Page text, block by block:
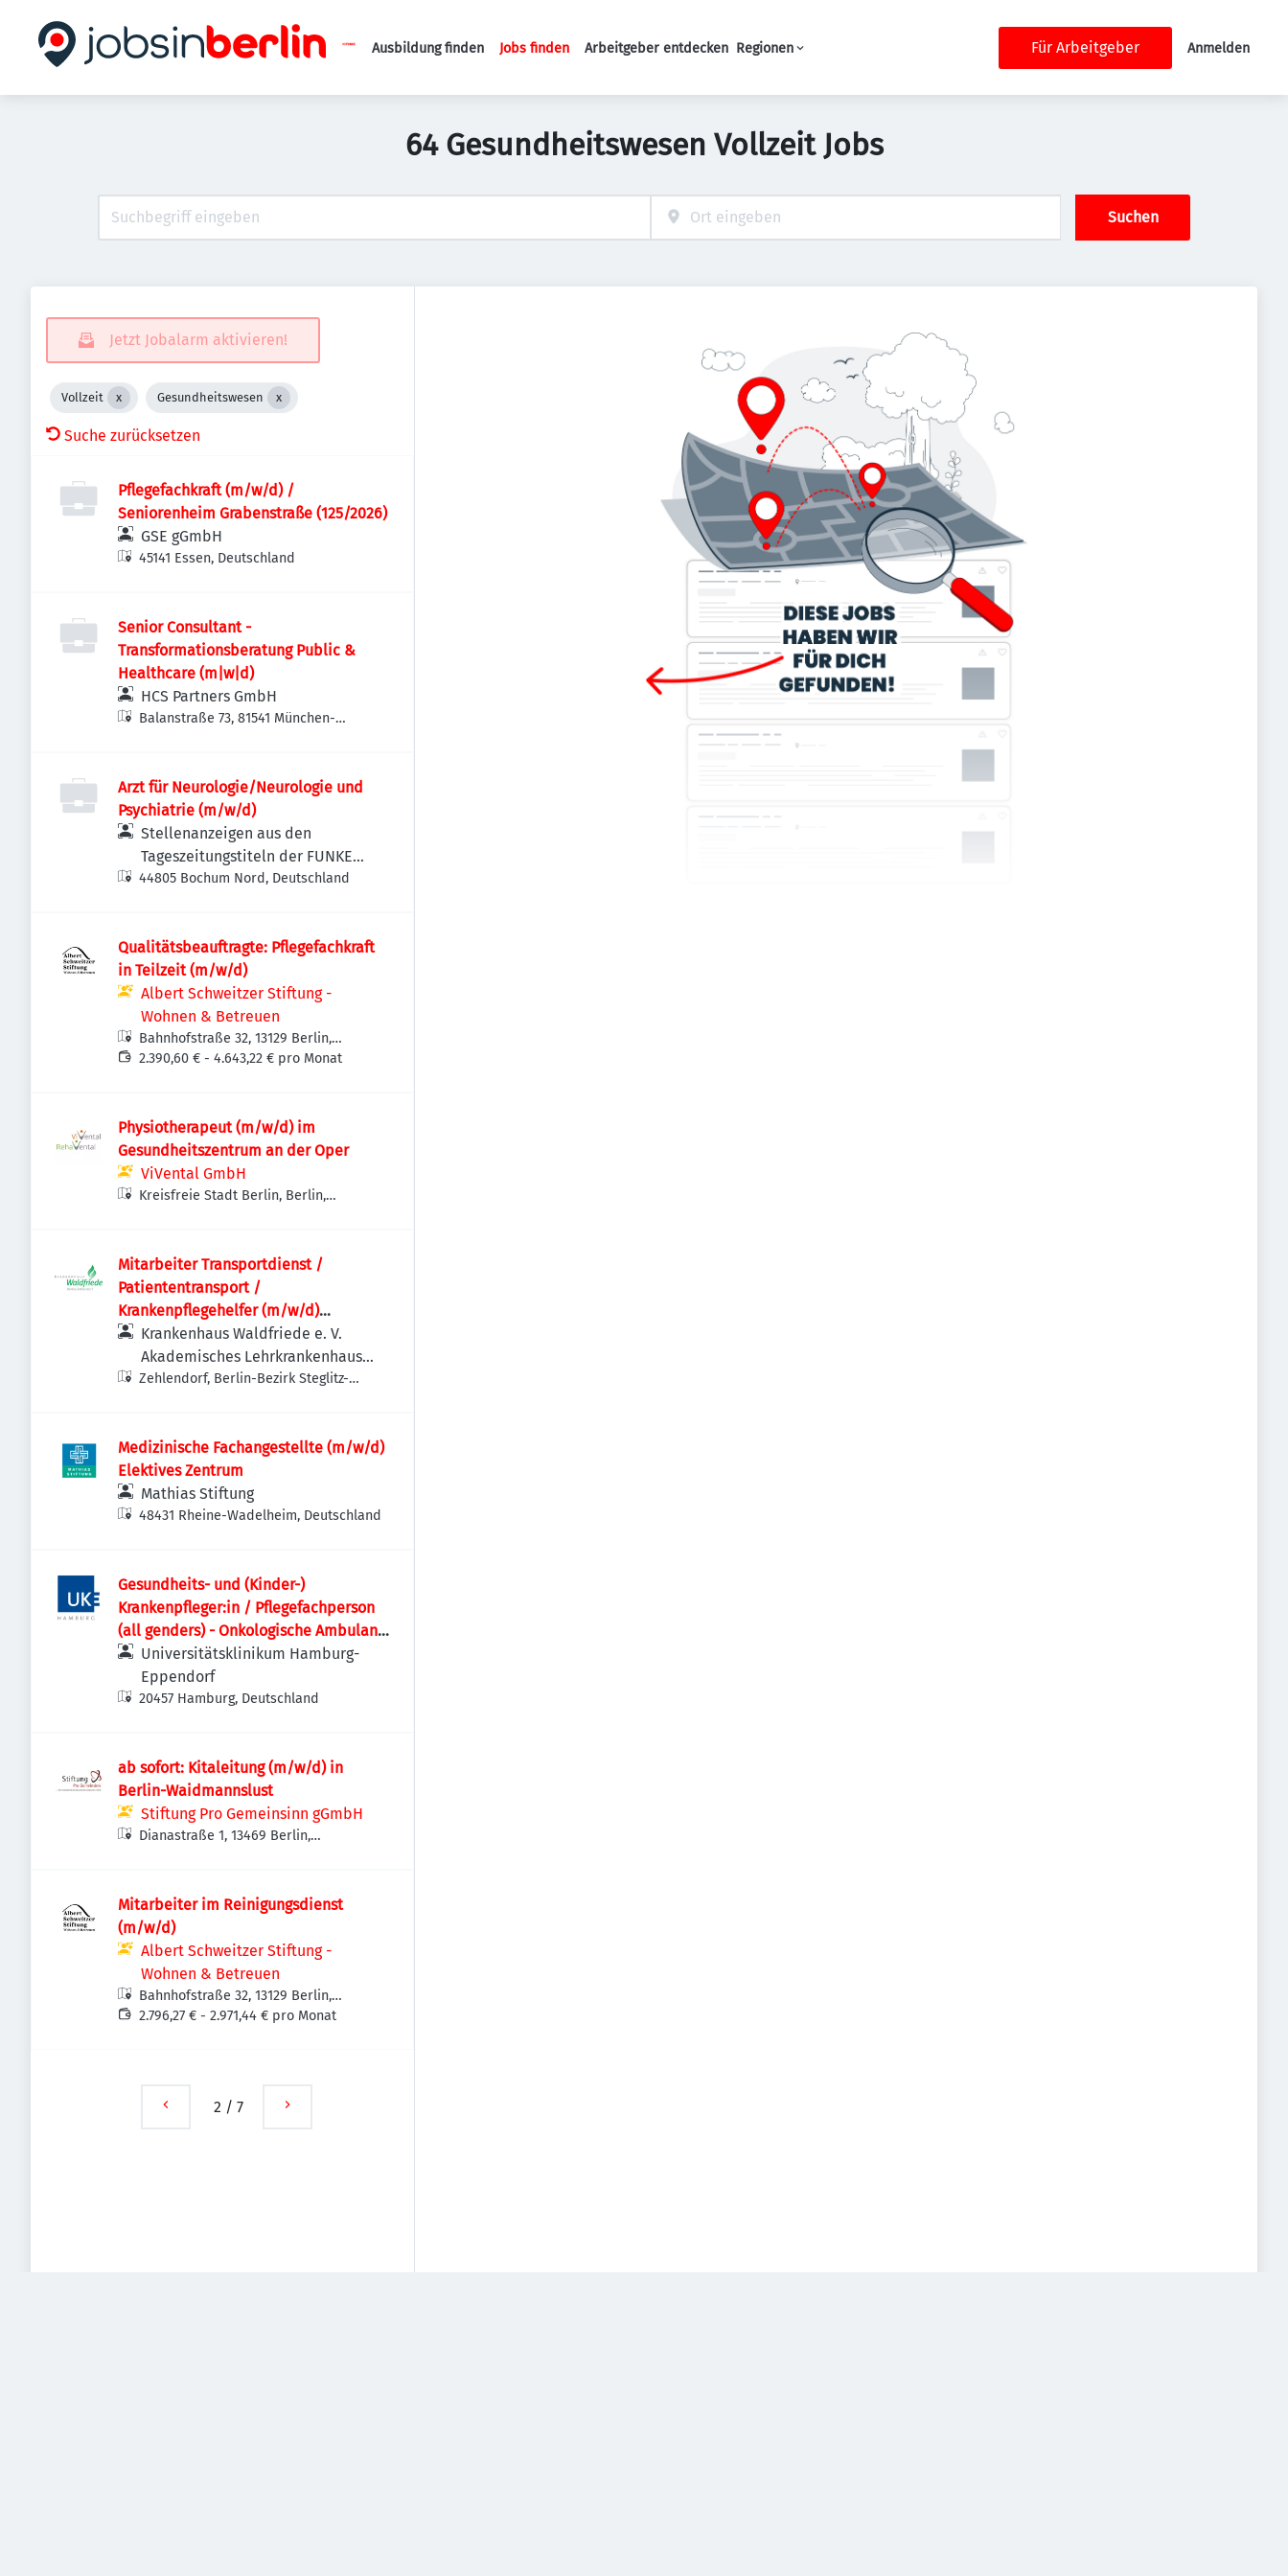
Haupt-Navigation
Ausbildung finden Jobs finden Arbeitgeber entdecken Regionen Für Arbeitgeber Anmelden
64 Gesundheitswesen Vollzeit Jobs
Suchen
Jetzt Jobalarm aktivieren!
Vollzeit Gesundheitswesen
Suche zurücksetzen
Pflegefachkraft (m/w/d) /
Seniorenheim Grabenstraße (125/2026)
GSE gGmbH
45141 Essen, Deutschland
Senior Consultant -
Transformationsberatung Public &
Healthcare (m|w|d)
HCS Partners GmbH
Balanstraße 73, 81541 München-
Arzt für Neurologie/Neurologie und
Psychiatrie (m/w/d)
Stellenanzeigen aus den
Tageszeitungstiteln der FUNKE
MEDIEN NRW
44805 Bochum Nord, Deutschland
Qualitätsbeauftragte: Pflegefachkraft
in Teilzeit (m/w/d)
Albert Schweitzer Stiftung -
Wohnen & Betreuen
Bahnhofstraße 32, 13129 Berlin,
Deutschland
2.390,60 € - 4.643,22 € pro Monat
Physiotherapeut (m/w/d) im
Gesundheitszentrum an der Oper
ViVental GmbH
Kreisfreie Stadt Berlin, Berlin,
Mitarbeiter Transportdienst /
Patiententransport /
Krankenpflegehelfer (m/w/d)
Krankenhaus | Vollzeit / Teilzeit
möglich
Krankenhaus Waldfriede e. V.
Akademisches Lehrkrankenhaus
der Charité
Zehlendorf, Berlin-Bezirk Steglitz-
Medizinische Fachangestellte (m/w/d)
Elektives Zentrum
Mathias Stiftung
48431 Rheine-Wadelheim, Deutschland
Gesundheits- und (Kinder-)
Krankenpfleger:in / Pflegefachperson
(all genders) - Onkologische Ambulanz
- C1BUniversitätsklinikum Hamburg-
Eppendorf
20457 Hamburg, Deutschland
ab sofort: Kitaleitung (m/w/d) in
Berlin-Waidmannslust
Stiftung Pro Gemeinsinn gGmbH
Dianastraße 1, 13469 Berlin,
Mitarbeiter im Reinigungsdienst
(m/w/d)
Albert Schweitzer Stiftung -
Wohnen & Betreuen
Bahnhofstraße 32, 13129 Berlin,
Deutschland
2.796,27 € - 2.971,44 € pro Monat
2 / 7